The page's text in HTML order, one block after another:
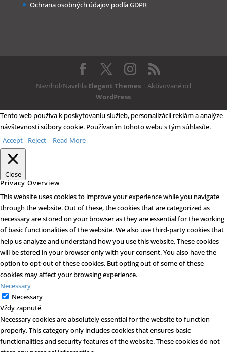
Ochrana osobných údajov podľa GDPR
Navrhol/Navrhla Elegant Themes| Aktivované od
WordPress
Tento web používa k poskytovaniu služieb, personalizácii reklám a analýze
návštevnosti súbory cookie. Používaním tohoto webu s tým súhlasíte.
Accept
Reject Read More
Close
Privacy Overview
This website uses cookies to improve your experience while you navigate
through the website. Out of these, the cookies that are categorized as
necessary are stored on your browser as they are essential for the working
of basic functionalities of the website. We also use third-party cookies that
help us analyze and understand how you use this website. These cookies
will be stored in your browser only with your consent. You also have the
option to opt-out of these cookies. But opting out of some of these
cookies may affect your browsing experience.
Necessary
Necessary
Vždy zapnuté
Necessary cookies are absolutely essential for the website to function
properly. This category only includes cookies that ensures basic
functionalities and security features of the website. These cookies do not